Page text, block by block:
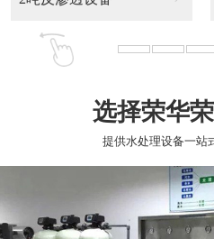
选择荣华荣
提供水处理设备一站